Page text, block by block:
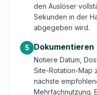
den Auslöser
Sekunden in der
abgegeben wird.
5 Dokumentieren
Notiere Datum,
Site-Rotation-Map
nächste
Mehrfachnutzung.